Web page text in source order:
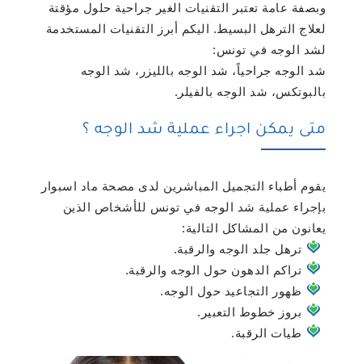
وبصفة عامة تعتبر التقنيات الغير جراحية حلول مؤقتة
لعلاج الترهل البسيط. اليكم أبرز التقنيات المستخدمة
لشد الوجه في تونس:
شد الوجه جراحياً، شد الوجه بالليزر، شد الوجه
بالبوتكس، شد الوجه بالفيلر.
متى يمكن اجراء عملية شد الوجه ؟
يقوم أطباء التجميل المباشرين لدى مصحة ماد اسبوار
بإجراء عملية شد الوجه في تونس للأشخاص الذين
يعانون من المشاكل التالية:
ترهل جلد الوجه والرقبة.
تراكم الدهون حول الوجه والرقبة.
ظهور التجاعيد حول الوجه.
بروز خطوط التعبير.
طيات الرقبة.